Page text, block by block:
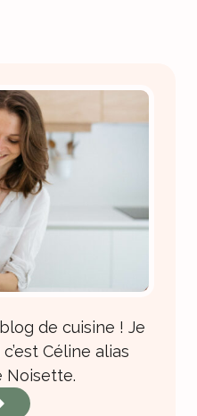
de cuisine ! Je
Céline alias
Noisette.